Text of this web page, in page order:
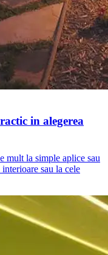
in alegerea
mult la simple aplice sau
sau la cele